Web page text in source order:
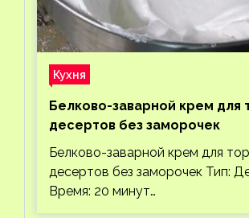
Кухня
Белково-заварной крем для
десертов без заморочек
Белково-заварной крем для
десертов без заморочек Тип:
Время: 20 минут…